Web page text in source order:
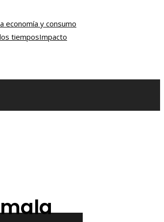
economía y consumo
tiemposImpacto